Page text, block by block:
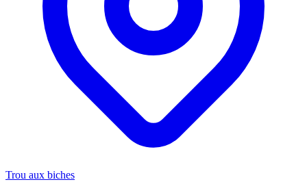
Trou aux biches